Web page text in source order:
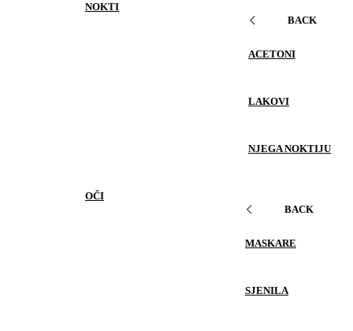
NOKTI
BACK
ACETONI
LAKOVI
NJEGA NOKTIJU
OČI
BACK
MASKARE
SJENILA